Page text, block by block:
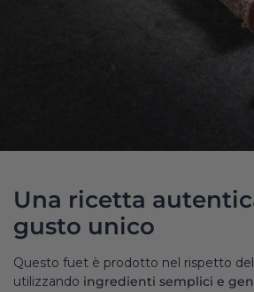
Una ricetta
gusto unico
Questo fuet è prodotto nel rispetto
utilizzando ingredienti semplici e